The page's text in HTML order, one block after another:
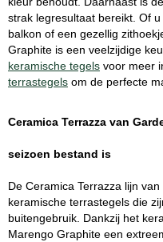
strak legresultaat bereikt. Of
balkon of een gezellig
Graphite is een veelzijdige
keramische tegels voor meer
terrastegels om de perfecte
Ceramica Terrazza van
seizoen bestand is
De Ceramica Terrazza lijn
keramische terrastegels die
buitengebruik. Dankzij het
Marengo Graphite een